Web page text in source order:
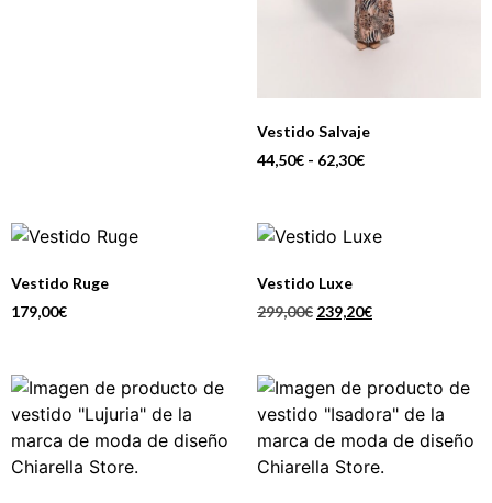
Vestido Salvaje
44,50€ - 62,30€
Vestido Ruge
179,00€
Vestido Luxe
299,00€ 239,20€